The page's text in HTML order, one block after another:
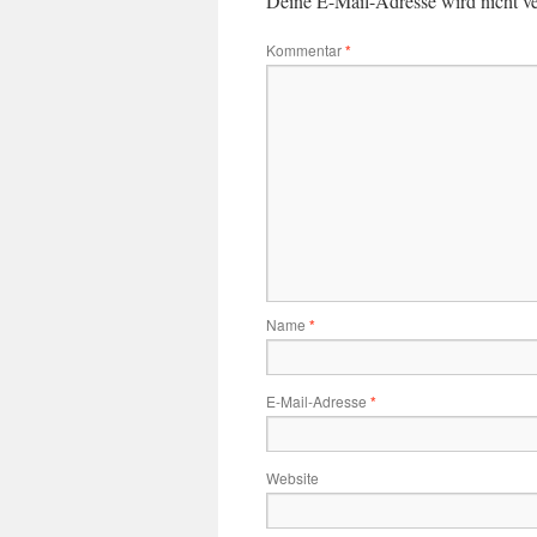
Kommentar*
Name *
E-Mail-Adresse *
Website